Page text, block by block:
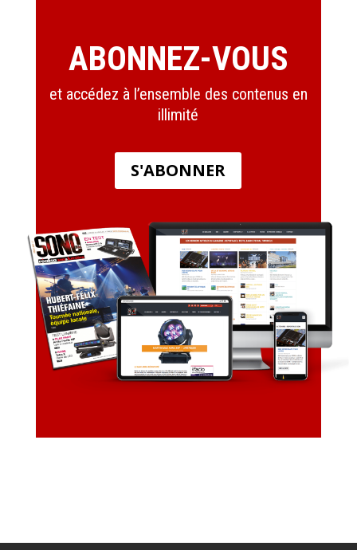
ABONNEZ-VOUS
et accédez à l’ensemble des contenus en
illimité
S'ABONNER